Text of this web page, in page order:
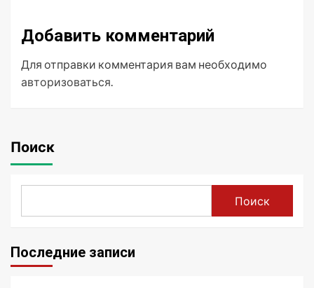
Добавить комментарий
Для отправки комментария вам необходимо
авторизоваться.
Поиск
Поиск
Последние записи